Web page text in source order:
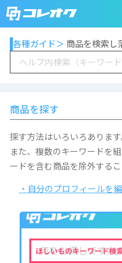
各種ガイド＞ 商品を検索し
Search
商品を探す
探す方法はいろいろありま
また、複数のキーワードを
ードを含む商品を除外するこ
・自分のプロフィールを